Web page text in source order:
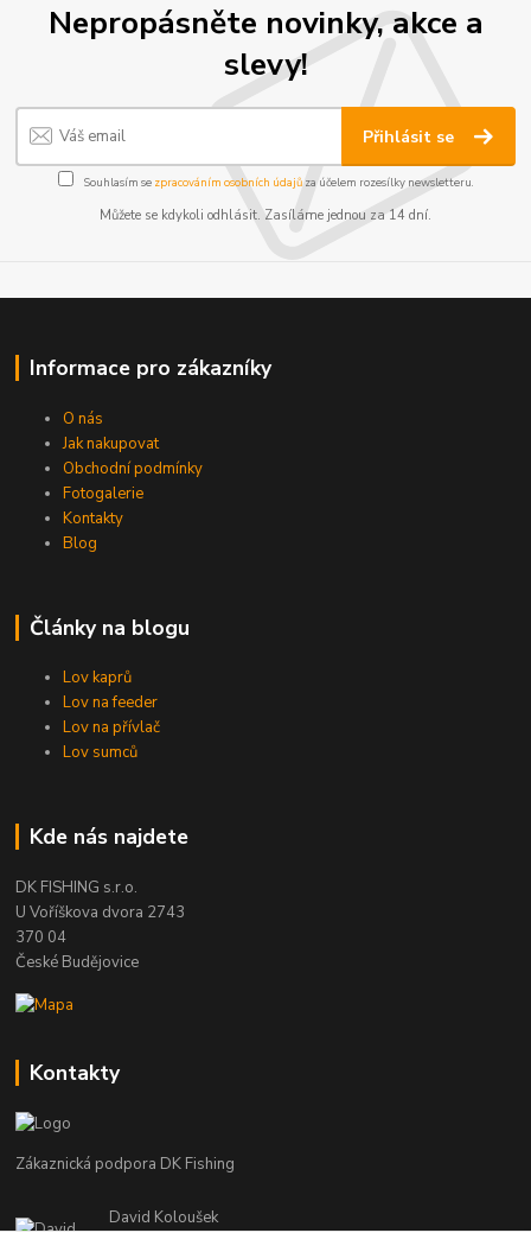
Nepropásněte novinky, akce a
slevy!
Přihlásit se
Souhlasím se zpracováním osobních údajůza účelem rozesílky newsletteru.
Můžete se kdykoli odhlásit. Zasíláme jednou za 14 dní.
Informace pro zákazníky
O nás
Jak nakupovat
Obchodní podmínky
Fotogalerie
Kontakty
Blog
Články na blogu
Lov kaprů
Lov na feeder
Lov na přívlač
Lov sumců
Kde nás najdete
DK FISHING s.r.o.
U Voříškova dvora 2743
370 04
České Budějovice
Kontakty
Zákaznická podpora DK Fishing
David Koloušek